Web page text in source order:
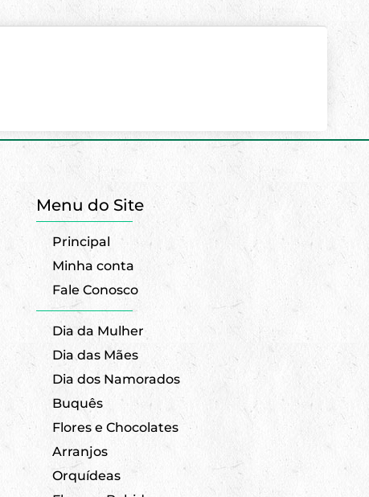
Menu do Site
Principal
Minha conta
Fale Conosco
Dia da Mulher
Dia das Mães
Dia dos Namorados
Buquês
Flores e Chocolates
Arranjos
Orquídeas